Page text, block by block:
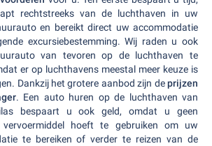
rechtstreeks van de luchthaven in uw
en bereikt direct uw accommodatie
excursiebestemming. Wij raden u ook
van tevoren op de luchthaven te
er op luchthavens meestal meer keuze is
Dankzij het grotere aanbod zijn deprijzen
. Een auto huren op de luchthaven van
bespaart u ook geld, omdat u geen
vervoermiddel hoeft te gebruiken om uw
te bereiken of verder te reizen van de